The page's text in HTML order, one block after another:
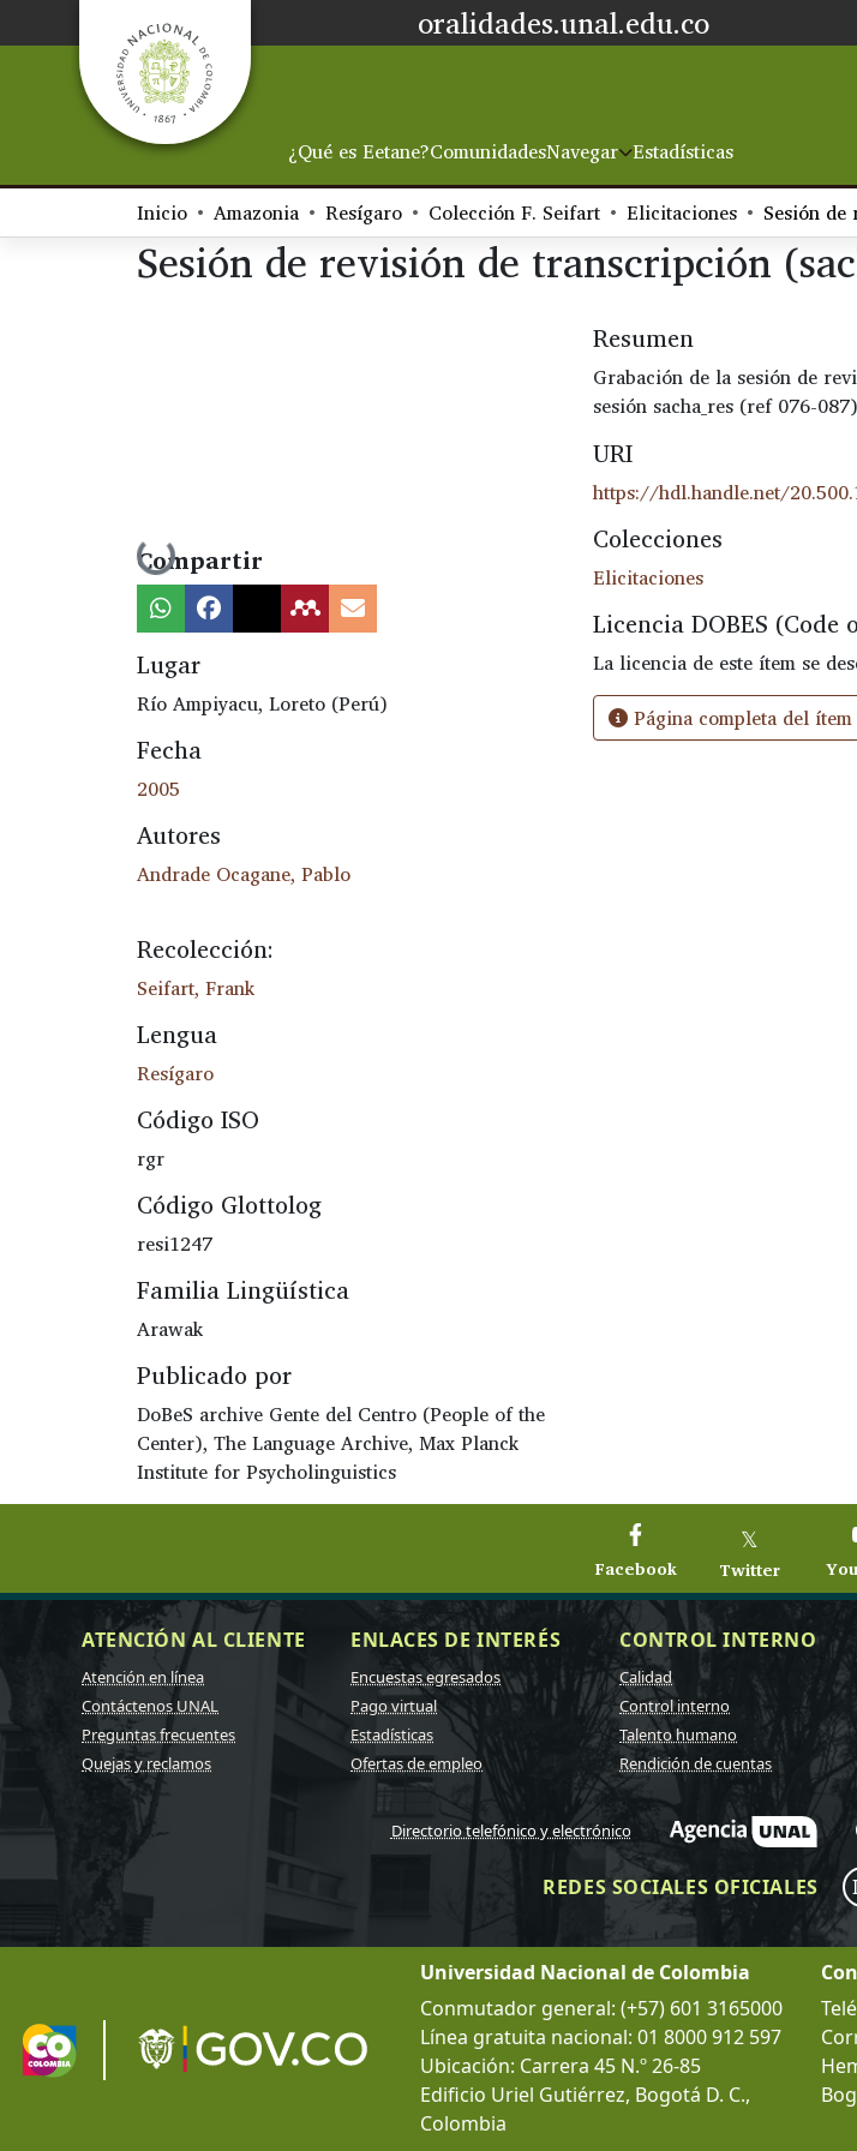
oralidades.unal.edu.co
¿Qué es Eetane?ComunidadesNavegar Estadísticas
Inicio
Amazonia Resígaro Colección F. Seifart Elicitaciones
Sesión de revisión de transcripción
Cargando...
Compartir
Lugar
Río Ampiyacu, Loreto (Perú)
Fecha
2005
Autores
Andrade Ocagane, Pablo
Recolección:
Seifart, Frank
Lengua
Resígaro
Código ISO
rgr
Código Glottolog
resi1247
Familia Lingüística
Arawak
Publicado por
DoBeS archive Gente del Centro (People of the
Center), The Language Archive, Max Planck
Institute for Psycholinguistics
Resumen
Grabación de la sesión de
sesión sacha_res (ref 076-
URI
https://hdl.handle.net/
Colecciones
Elicitaciones
Licencia DOBES (Code
La licencia de este ítem se
Página completa del ítem
Facebook
𝕏
Twitter
ATENCIÓN AL CLIENTE
Atención en línea
Contáctenos UNAL
Preguntas frecuentes
Quejas y reclamos
ENLACES DE INTERÉS
Encuestas egresados
Pago virtual
Estadísticas
Ofertas de empleo
CONTROL INTERNO
Calidad
Control interno
Talento humano
Rendición de cuentas
Directorio telefónico y electrónico
REDES SOCIALES OFICIALES
Universidad Nacional de Colombia
Conmutador general: (+57) 601 3165000
Línea gratuita nacional: 01 8000 912 597
Ubicación: Carrera 45 N.º 26-85
Edificio Uriel Gutiérrez, Bogotá D. C.,
Colombia